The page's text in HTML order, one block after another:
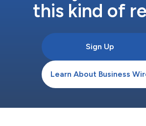
this kind of
Sign Up
Learn About Business